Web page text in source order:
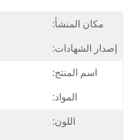
مكان المنشأ:
إصدار الشهادات:
اسم المنتج:
المواد:
اللون: